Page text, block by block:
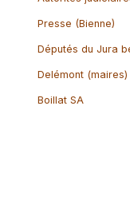
Presse (Bienne)
Députés du Jura
Delémont (maires)
Boillat SA